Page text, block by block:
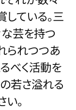
ている。三
な芸を持つ
られつつあ
べく活動を
の若さ溢れる
。